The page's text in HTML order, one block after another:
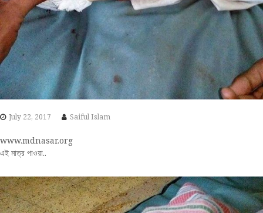
July 22, 2017 Saiful Islam
www.mdnasar.org
এই মাত্র পাওয়া..